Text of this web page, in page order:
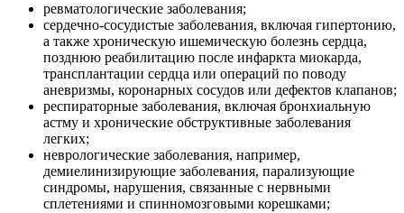
ревматологические заболевания;
сердечно-сосудистые заболевания, включая гипертонию,
а также хроническую ишемическую болезнь сердца,
позднюю реабилитацию после инфаркта миокарда,
трансплантации сердца или операций по поводу
аневризмы, коронарных сосудов или дефектов клапанов;
респираторные заболевания, включая бронхиальную
астму и хронические обструктивные заболевания
легких;
неврологические заболевания, например,
демиелинизирующие заболевания, парализующие
синдромы, нарушения, связанные с нервными
сплетениями и спинномозговыми корешками;